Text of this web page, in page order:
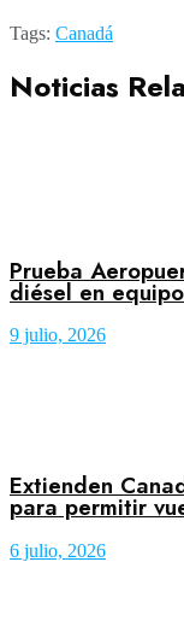
Tags: Canadá
Noticias
Prueba
diésel en
9 julio, 2026
Extienden
para permitir
6 julio, 2026